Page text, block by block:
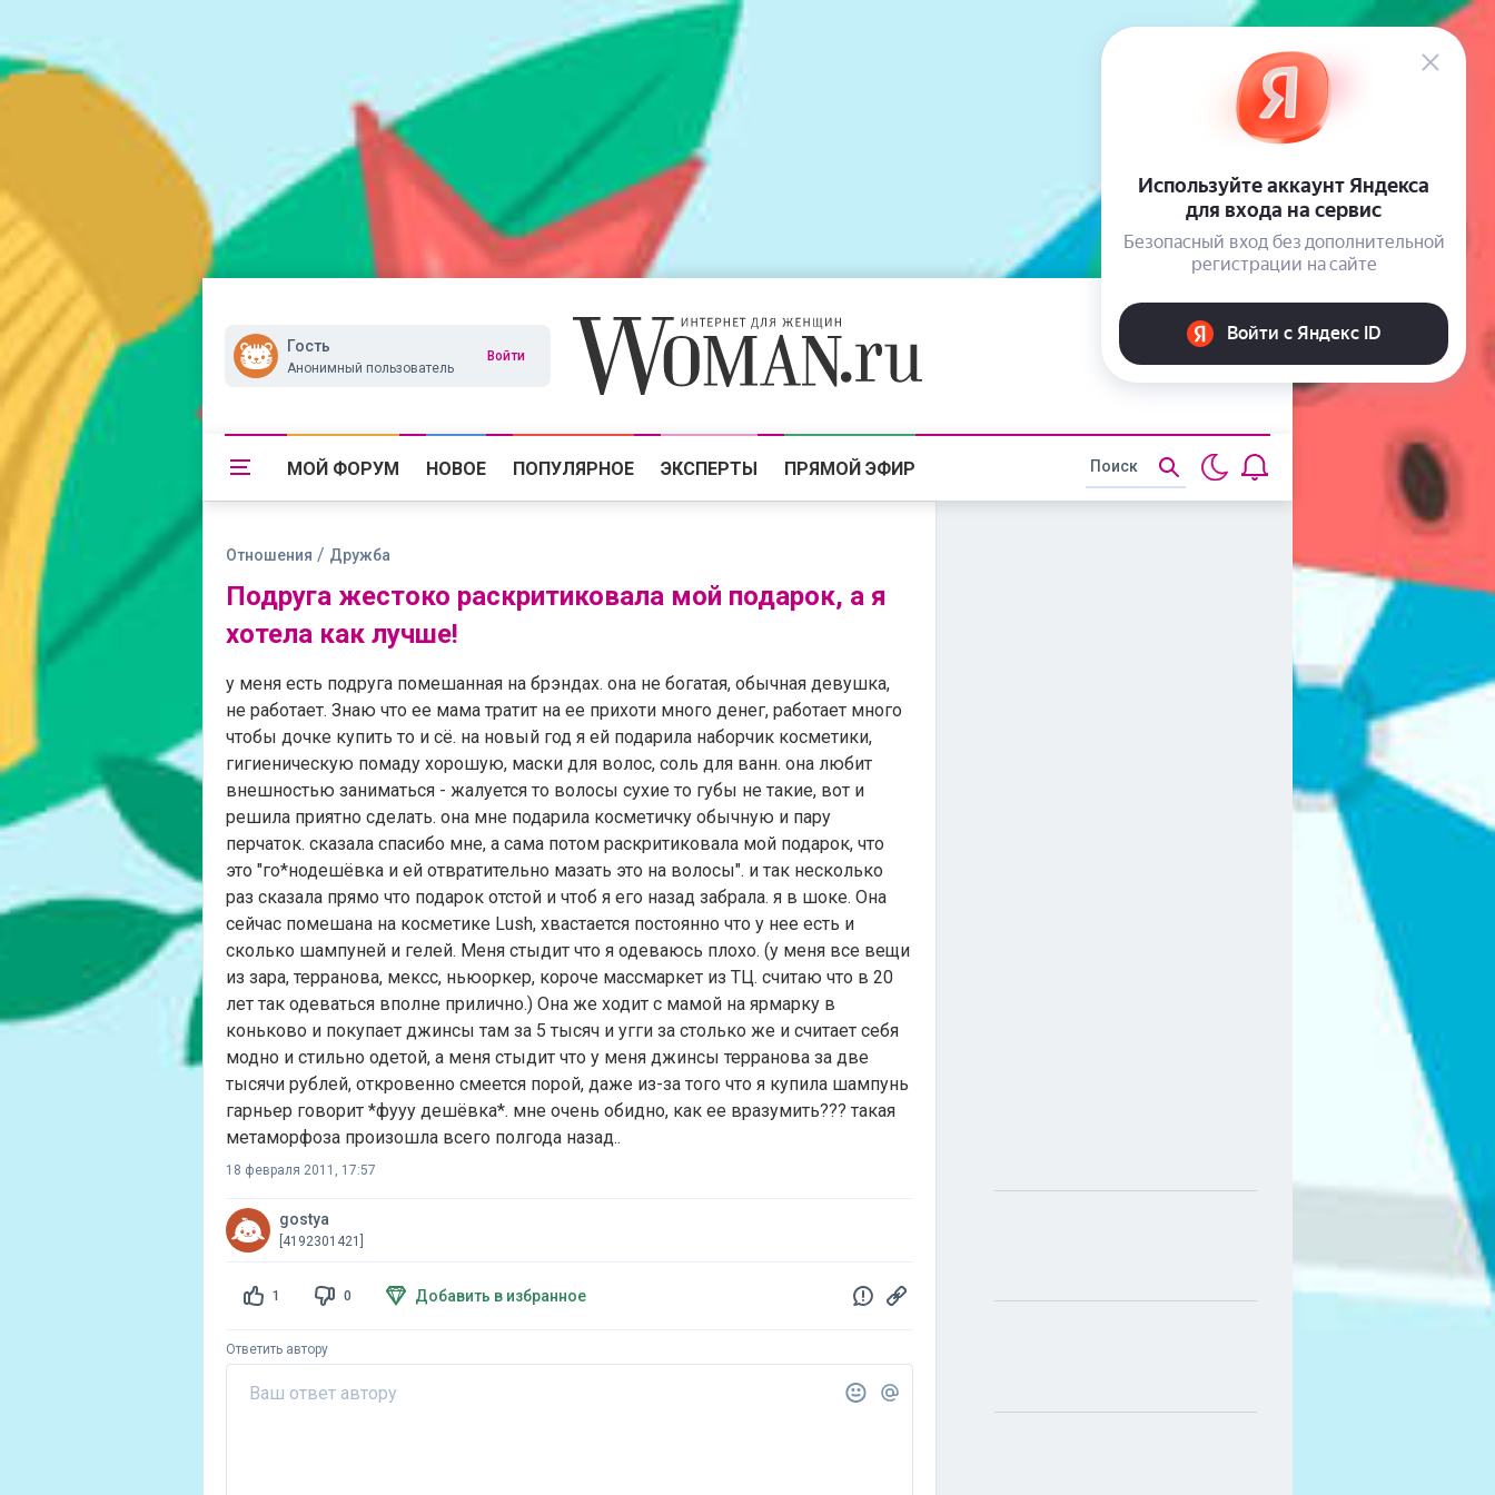
Гость
Анонимный пользователь
Войти
МОЙ ФОРУМ НОВОЕ ПОПУЛЯРНОЕ ЭКСПЕРТЫ ПРЯМОЙ ЭФИР
Отношения / Дружба
Подруга жестоко раскритиковала мой подарок, а я
хотела как лучше!
у меня есть подруга помешанная на брэндах. она не богатая, обычная девушка,
не работает. Знаю что ее мама тратит на ее прихоти много денег, работает много
чтобы дочке купить то и сё. на новый год я ей подарила наборчик косметики,
гигиеническую помаду хорошую, маски для волос, соль для ванн. она любит
внешностью заниматься - жалуется то волосы сухие то губы не такие, вот и
решила приятно сделать. она мне подарила косметичку обычную и пару
перчаток. сказала спасибо мне, а сама потом раскритиковала мой подарок, что
это "го*нодешёвка и ей отвратительно мазать это на волосы". и так несколько
раз сказала прямо что подарок отстой и чтоб я его назад забрала. я в шоке. Она
сейчас помешана на косметике Lush, хвастается постоянно что у нее есть и
сколько шампуней и гелей. Меня стыдит что я одеваюсь плохо. (у меня все вещи
из зара, терранова, мексс, ньюоркер, короче массмаркет из ТЦ. считаю что в 20
лет так одеваться вполне прилично.) Она же ходит с мамой на ярмарку в
коньково и покупает джинсы там за 5 тысяч и угги за столько же и считает себя
модно и стильно одетой, а меня стыдит что у меня джинсы терранова за две
тысячи рублей, откровенно смеется порой, даже из-за того что я купила шампунь
гарньер говорит *фууу дешёвка*. мне очень обидно, как ее вразумить??? такая
метаморфоза произошла всего полгода назад..
18 февраля 2011, 17:57
gostya
[4192301421]
1 0 Добавить в избранное
Ответить автору